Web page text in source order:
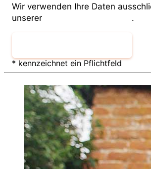
Wir verwenden Ihre Daten
unserer
.
* kennzeichnet ein Pflichtfeld